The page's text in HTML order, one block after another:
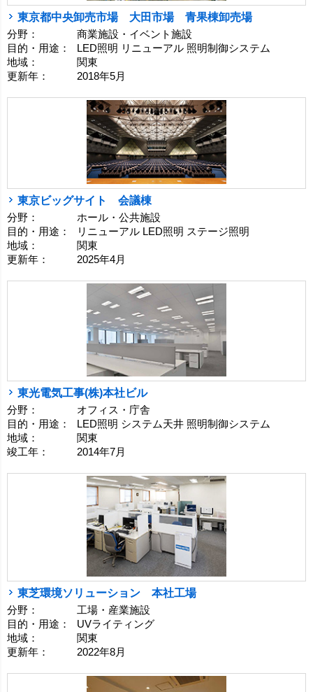
東京都中央卸売市場 大田市場 青果棟卸売場
分野：
商業施設・イベント施設
目的・用途：
LED照明 リニューアル 照明制御システム
地域：
関東
更新年：
2018年5月
東京ビッグサイト 会議棟
分野：
ホール・公共施設
目的・用途：
リニューアル LED照明 ステージ照明
地域：
関東
更新年：
2025年4月
東光電気工事(株)本社ビル
分野：
オフィス・庁舎
目的・用途：
LED照明 システム天井 照明制御システム
地域：
関東
竣工年：
2014年7月
東芝環境ソリューション 本社工場
分野：
工場・産業施設
目的・用途：
UVライティング
地域：
関東
更新年：
2022年8月